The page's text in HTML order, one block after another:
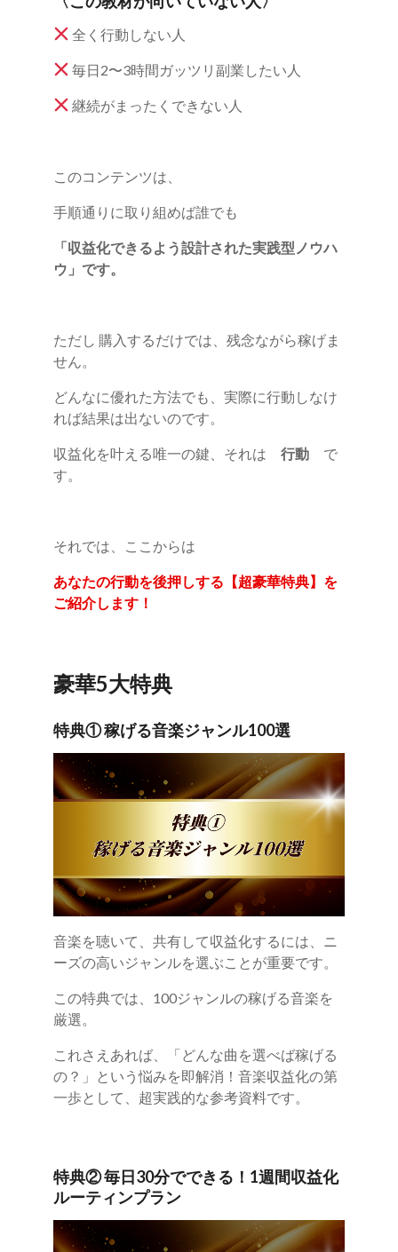
全く行動しない人
毎日2〜3時間ガッツリ副業したい人
継続がまったくできない人
このコンテンツは、
手順通りに取り組めば誰でも
「収益化できるよう設計された実践型ノウハ
ウ」です。
ただし 購入するだけでは、残念ながら稼げま
せん。
どんなに優れた方法でも、実際に行動しなけ
れば結果は出ないのです。
収益化を叶える唯一の鍵、それは 行動 で
す。
それでは、ここからは
あなたの行動を後押しする【超豪華特典】を
ご紹介します！
豪華5大特典
特典① 稼げる音楽ジャンル100選
音楽を聴いて、共有して収益化するには、ニ
ーズの高いジャンルを選ぶことが重要です。
この特典では、100ジャンルの稼げる音楽を
厳選。
これさえあれば、「どんな曲を選べば稼げる
の？」という悩みを即解消！音楽収益化の第
一歩として、超実践的な参考資料です。
特典② 毎日30分でできる！1週間収益化
ルーティンプラン